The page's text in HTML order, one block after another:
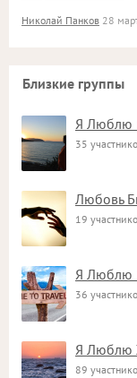
Николай Панков 28
Близкие группы
Я Люблю
35
Любовь
19
Я Люблю
36
Я Люблю
89